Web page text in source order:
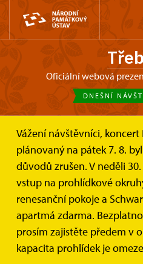
oficiální webová
DNEŠNÍ
Vážení návštěvníci, koncert
plánovaný na pátek 7. 8.
důvodů zrušen. V neděli
vstup na prohlídkové
renesanční pokoje a
apartmá zdarma.
prosím zajistěte předem v
kapacita prohlídek je
Třeboň
Informace pro
Prohlídkové okruhy
Trasa B – Soukromá
Trasa B –
schwarzenberská